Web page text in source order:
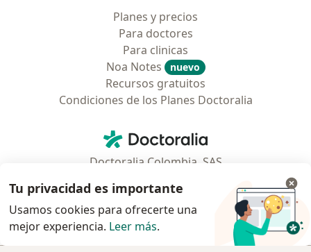
Planes y precios
Para doctores
Para clinicas
Noa Notes
nuevo
Recursos gratuitos
Condiciones de los Planes Doctoralia
Doctoralia - Página de inicio
Doctoralia Colombia, SAS
Municipio: Bogotá D.C., Colombia
Tu privacidad es importante
Usamos cookies para ofrecerte una
mejor experiencia. Leer más.